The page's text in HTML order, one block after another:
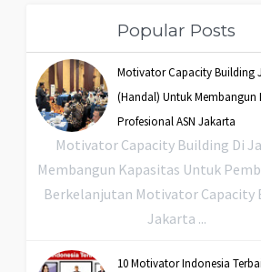
Popular Posts
Motivator Capacity Building
(Handal) Untuk Membangun
Profesional ASN Jakarta
Motivator Capacity Building Di
Membangun Kapasitas Untuk
Berkelanjutan Motivator Capacity
Jakarta ...
10 Motivator Indonesia